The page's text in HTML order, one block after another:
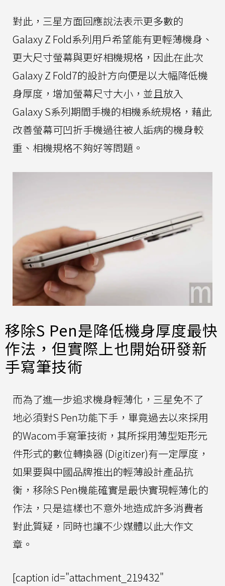
對此，三星方面回應說法表示更多數的
Galaxy Z Fold系列用戶希望能有更輕薄機身、
更大尺寸螢幕與更好相機規格，因此在此次
Galaxy Z Fold7的設計方向便是以大幅降低機
身厚度，增加螢幕尺寸大小，並且放入
Galaxy S系列期間手機的相機系統規格，藉此
改善螢幕可凹折手機過往被人詬病的機身較
重、相機規格不夠好等問題。
移除S Pen是降低機身厚度最快
作法，但實際上也開始研發新
手寫筆技術
而為了進一步追求機身輕薄化，三星免不了
地必須對S Pen功能下手，畢竟過去以來採用
的Wacom手寫筆技術，其所採用薄型矩形元
件形式的數位轉換器 (Digitizer)有一定厚度，
如果要與中國品牌推出的輕薄設計產品抗
衡，移除S Pen機能確實是最快實現輕薄化的
作法，只是這樣也不意外地造成許多消費者
對此質疑，同時也讓不少媒體以此大作文
章。
[caption id="attachment_219432"